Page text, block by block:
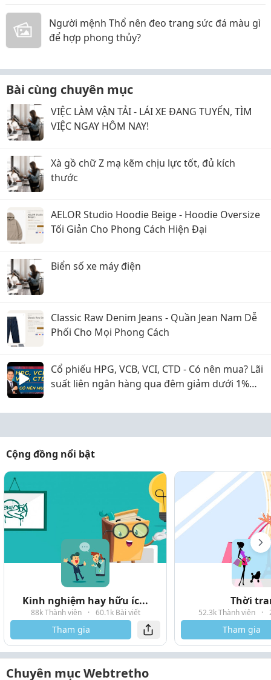
Người mệnh Thổ nên đeo trang sức đá màu gì
để hợp phong thủy?
Bài cùng chuyên mục
VIỆC LÀM VẬN TẢI - LÁI XE ĐANG TUYỂN, TÌM
VIỆC NGAY HÔM NAY!
Xà gồ chữ Z mạ kẽm chịu lực tốt, đủ kích
thước
AELOR Studio Hoodie Beige - Hoodie Oversize
Tối Giản Cho Phong Cách Hiện Đại
Biển số xe máy điện
Classic Raw Denim Jeans - Quần Jean Nam Dễ
Phối Cho Mọi Phong Cách
Cổ phiếu HPG, VCB, VCI, CTD - Có nên mua? Lãi
suất liên ngân hàng qua đêm giảm dưới 1%
Cộng đồng nổi bật
Kinh nghiệm hay hữu íc...
88k Thành viên · 60.1k Bài viết
Tham gia
Thời
52.3k Thành viên ·
Tham gia
Chuyên mục Webtretho